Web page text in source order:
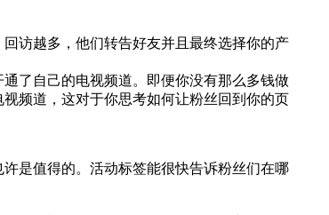
访越多，他们转告好友并且最终选择你的产
了自己的电视频道。即便你没有那么多钱做
频道，这对于你思考如何让粉丝回到你的页
是值得的。活动标签能很快告诉粉丝们在哪